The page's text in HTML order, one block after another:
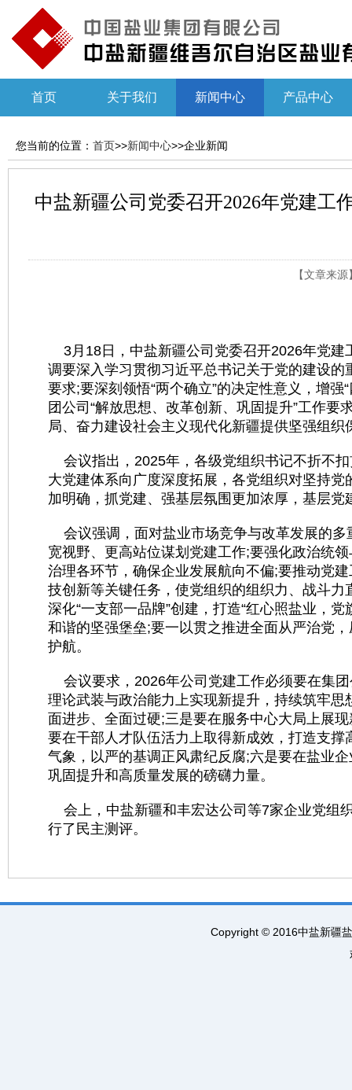
首页 关于我们 新闻中心 产品中心
您当前的位置： 首页>>新闻中心>>企业新闻
中盐新疆公司党委召开2026年党建工
【文章来
3月18日，中盐新疆公司党委召开2026年党建
调要深入学习贯彻习近平总书记关于党的建设
要求;要深刻领悟“两个确立”的决定性意义，增强
团公司“解放思想、改革创新、巩固提升”工作
局、奋力建设社会主义现代化新疆提供坚强组织
会议指出，2025年，各级党组织书记不折不
大党建体系向广度深度拓展，各党组织对坚持
加明确，抓党建、强基层氛围更加浓厚，基层
会议强调，面对盐业市场竞争与改革发展的多
宽视野、更高站位谋划党建工作;要强化政治统
治理各环节，确保企业发展航向不偏;要推动党
技创新等关键任务，使党组织的组织力、战斗
深化“一支部一品牌”创建，打造“红心照盐业，
和谐的坚强堡垒;要一以贯之推进全面从严治党
护航。
会议要求，2026年公司党建工作必须要在集
理论武装与政治能力上实现新提升，持续筑牢
面进步、全面过硬;三是要在服务中心大局上展
要在干部人才队伍活力上取得新成效，打造支
气象，以严的基调正风肃纪反腐;六是要在盐业
巩固提升和高质量发展的磅礴力量。
会上，中盐新疆和丰宏达公司等7家企业党组
行了民主测评。
Copyright © 2016中盐新疆